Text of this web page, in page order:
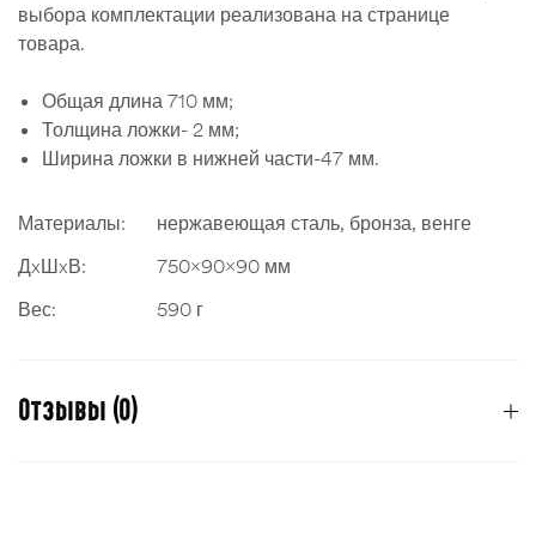
выбора комплектации реализована на странице
товара.
Общая длина 710 мм;
Толщина ложки- 2 мм;
Ширина ложки в нижней части-47 мм.
Материалы:
нержавеющая сталь, бронза, венге
ДxШxВ:
750x90x90 мм
Вес:
590 г
Отзывы (0)